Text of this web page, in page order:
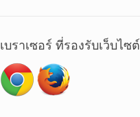
เบราเซอร์ ที่รองรับเว็บไซต์